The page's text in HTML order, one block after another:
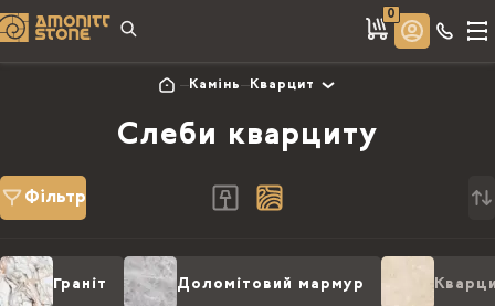
0
Камінь Кварцит
Слеби кварциту
Фільтр
Граніт Доломітовий мармур